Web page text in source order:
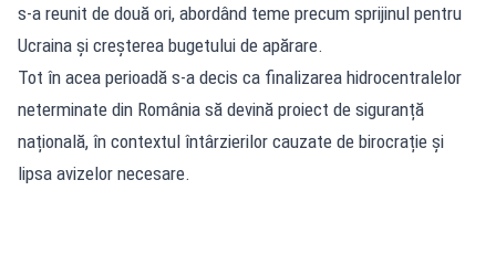
s-a reunit de două ori, abordând teme precum sprijinul pentru
Ucraina și creșterea bugetului de apărare.
Tot în acea perioadă s-a decis ca finalizarea hidrocentralelor
neterminate din România să devină proiect de siguranță
națională, în contextul întârzierilor cauzate de birocrație și
lipsa avizelor necesare.